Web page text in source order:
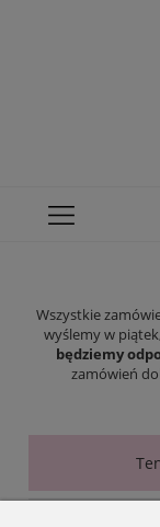
Wszystkie
wyślemy w
będziemy
zamówień